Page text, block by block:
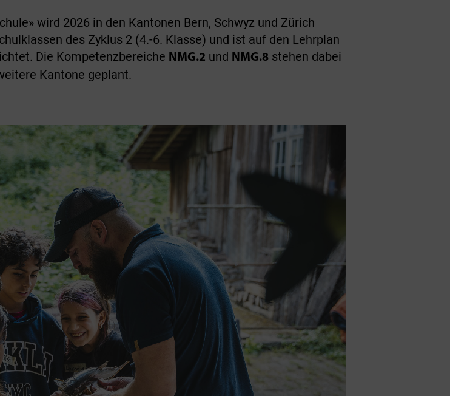
wird 2026 in den Kantonen Bern, Schwyz und Zürich
des Zyklus 2 (4.-6. Klasse) und ist auf den Lehrplan
Die Kompetenzbereiche NMG.2 und NMG.8 stehen dabei
Kantone geplant.